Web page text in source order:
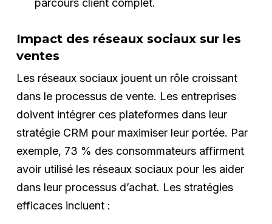
parcours client complet.
Impact des réseaux sociaux sur les
ventes
Les réseaux sociaux jouent un rôle croissant
dans le processus de vente. Les entreprises
doivent intégrer ces plateformes dans leur
stratégie CRM pour maximiser leur portée. Par
exemple, 73 % des consommateurs affirment
avoir utilisé les réseaux sociaux pour les aider
dans leur processus d’achat. Les stratégies
efficaces incluent :